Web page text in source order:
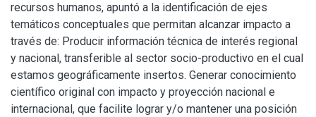
recursos humanos, apuntó a la identificación de ejes
temáticos conceptuales que permitan alcanzar impacto a
través de: Producir información técnica de interés regional
y nacional, transferible al sector socio-productivo en el cual
estamos geográficamente insertos. Generar conocimiento
científico original con impacto y proyección nacional e
internacional, que facilite lograr y/o mantener una posición